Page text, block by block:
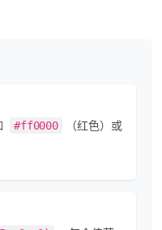
#ff0000 （红色）或